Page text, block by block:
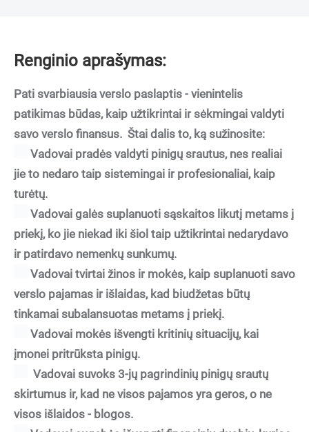
Renginio aprašymas:
Pati svarbiausia verslo paslaptis - vienintelis
patikimas būdas, kaip užtikrintai ir sėkmingai valdyti
savo verslo finansus. Štai dalis to, ką sužinosite:
Vadovai pradės valdyti pinigų srautus, nes realiai
jie to nedaro taip sistemingai ir profesionaliai, kaip
turėtų.
Vadovai galės suplanuoti sąskaitos likutį metams į
priekį, ko jie niekad iki šiol taip užtikrintai nedarydavo
ir patirdavo nemenkų sunkumų.
Vadovai tvirtai žinos ir mokės, kaip suplanuoti savo
verslo pajamas ir išlaidas, kad biudžetas būtų
tinkamai subalansuotas metams į priekį.
Vadovai mokės išvengti kritinių situacijų, kai
įmonei pritrūksta pinigų.
Vadovai suvoks 3-jų pagrindinių pinigų srautų
skirtumus ir, kad ne visos pajamos yra geros, o ne
visos išlaidos - blogos.